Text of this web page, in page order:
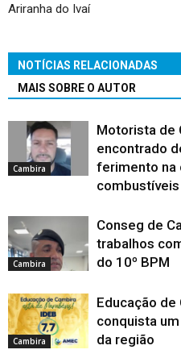
Ariranha do Ivaí
NOTÍCIAS RELACIONADAS
MAIS SOBRE O AUTOR
Cambira
Motorista de
encontrado
ferimento na
combustíveis
Cambira
Conseg de
trabalhos
do 10º BPM
Cambira
Educação de
conquista
da região